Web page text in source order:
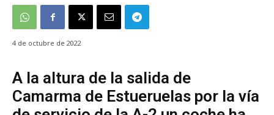
4 de octubre de 2022
A la altura de la salida de
Camarma de Estueruelas por la vía